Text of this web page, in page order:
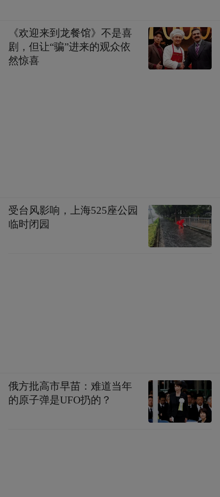
《欢迎来到龙餐馆》不是喜
剧，但让“骗”进来的观众依
然惊喜
受台风影响，上海525座公园
临时闭园
俄方批高市早苗：难道当年
的原子弹是UFO扔的？